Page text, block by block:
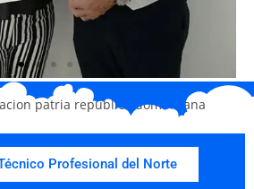
Profesional del Norte